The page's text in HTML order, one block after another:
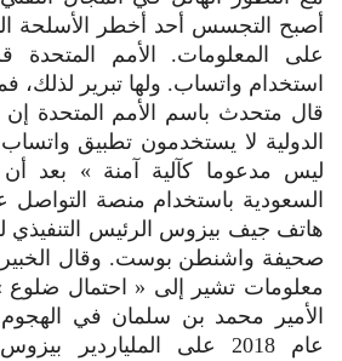
أصبح التجسس أحد أخطر الأسلحة
على المعلومات. الأمم المتحدة
استخدام واتساب. ولها تبرير لذلك،
قال متحدث باسم الأمم المتحدة إن
الدولية لا يستخدمون تطبيق
ليس مدعوما كآلية آمنة » بعد أن
السعودية باستخدام منصة التواصل
هاتف جيف بيزوس الرئيس التنفيذي
صحيفة واشنطن بوست. وقال
معلومات تشير إلى « احتمال ضلوع
الأمير محمد بن سلمان في الهجوم
عام 2018 على الملياردير